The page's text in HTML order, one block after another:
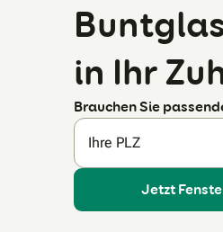
in Ihr
Brauchen Sie
Ihre PLZ
Jetzt